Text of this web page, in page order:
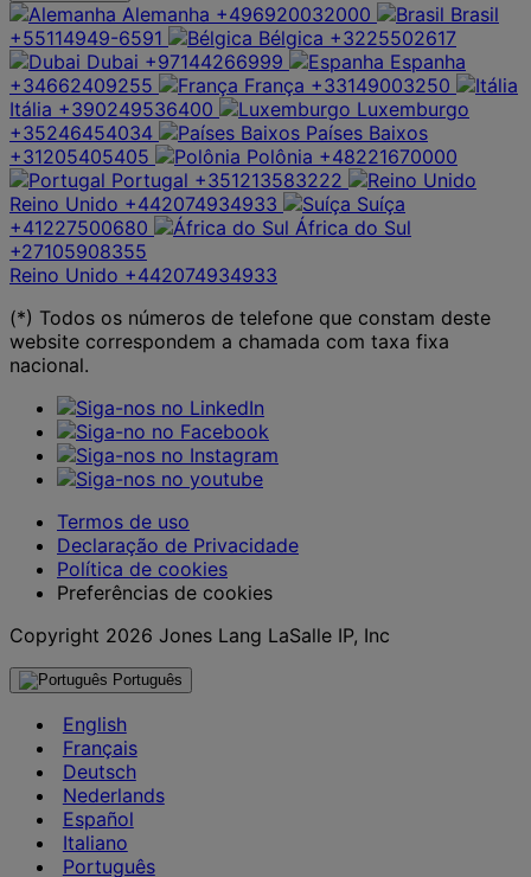
Alemanha +496920032000
Brasil
+55114949-6591
Bélgica +3225502617
Dubai +97144266999
Espanha
+34662409255
França +33149003250
Itália +390249536400
Luxemburgo
+35246454034
Países Baixos
+31205405405
Polônia +48221670000
Portugal +351213583222
Reino Unido +442074934933
Suíça
+41227500680
África do Sul
+27105908355
Reino Unido +442074934933
(*) Todos os números de telefone que constam deste
website correspondem a chamada com taxa fixa
nacional.
Termos de uso
Declaração de Privacidade
Política de cookies
Preferências de cookies
Copyright 2026 Jones Lang LaSalle IP, Inc
Português
English
Français
Deutsch
Nederlands
Español
Italiano
Português